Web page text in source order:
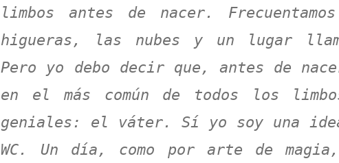
limbos antes de nacer.
higueras, las nubes y un lugar
Pero yo debo decir que, antes de
en el más común de todos los
geniales: el váter. Sí yo soy una
WC. Un día, como por arte de